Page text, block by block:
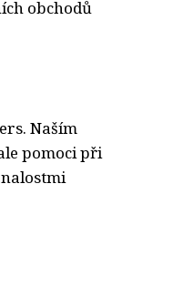
obchodů
Naším
pomoci při